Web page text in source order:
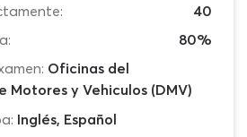
40
80%
Oficinas del
y Vehiculos (DMV)
Inglés, Español